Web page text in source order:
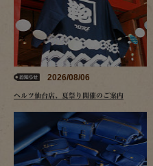
2026/08/06
ヘルツ仙台店、夏祭り開催のご案内